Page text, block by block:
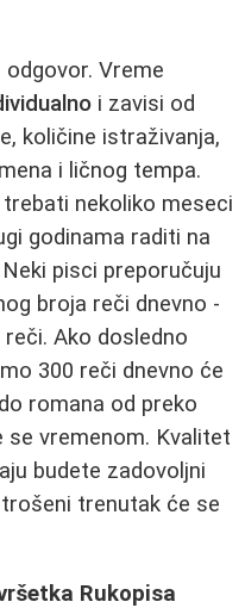
Vreme
i zavisi od
količine istraživanja,
i ličnog tempa.
nekoliko meseci
godinama raditi na
pisci preporučuju
broja reči dnevno -
Ako dosledno
300 reči dnevno će
romana od preko
se vremenom. Kvalitet
budete zadovoljni
trenutak će se
Rukopisa